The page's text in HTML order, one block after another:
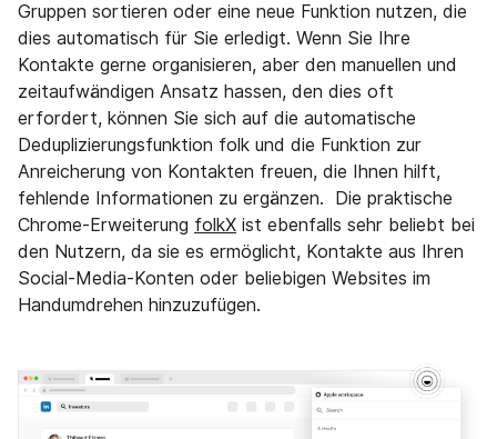
Gruppen sortieren oder eine neue Funktion nutzen, die
dies automatisch für Sie erledigt. Wenn Sie Ihre
Kontakte gerne organisieren, aber den manuellen und
zeitaufwändigen Ansatz hassen, den dies oft
erfordert, können Sie sich auf die automatische
Deduplizierungsfunktion folk und die Funktion zur
Anreicherung von Kontakten freuen, die Ihnen hilft,
fehlende Informationen zu ergänzen. Die praktische
Chrome-Erweiterung folkX ist ebenfalls sehr beliebt bei
den Nutzern, da sie es ermöglicht, Kontakte aus Ihren
Social-Media-Konten oder beliebigen Websites im
Handumdrehen hinzuzufügen.